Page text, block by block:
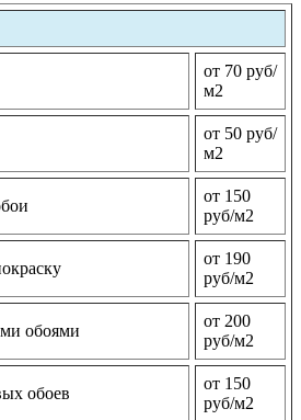
от 70 руб/
м2
от 50 руб/
м2
от 150
руб/м2
от 190
руб/м2
обоями
от 200
руб/м2
обоев
от 150
руб/м2